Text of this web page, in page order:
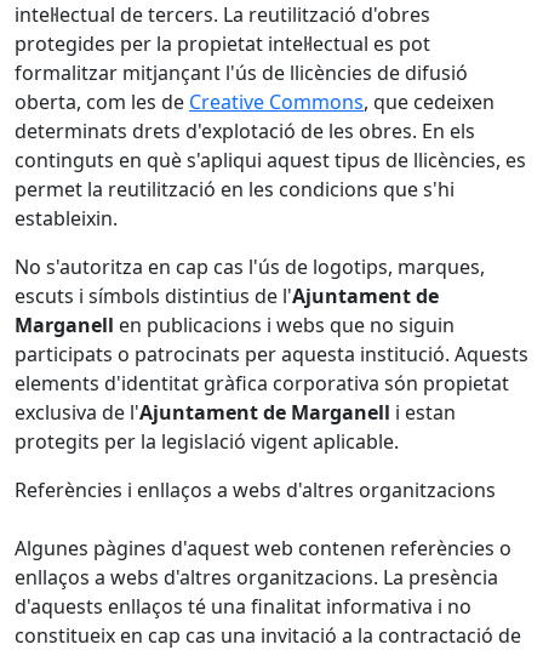
intel·lectual de tercers. La reutilització d'obres
protegides per la propietat intel·lectual es pot
formalitzar mitjançant l'ús de llicències de difusió
oberta, com les de Creative Commons, que cedeixen
determinats drets d'explotació de les obres. En els
continguts en què s'apliqui aquest tipus de llicències, es
permet la reutilització en les condicions que s'hi
estableixin.
No s'autoritza en cap cas l'ús de logotips, marques,
escuts i símbols distintius de l'Ajuntament de
Marganell en publicacions i webs que no siguin
participats o patrocinats per aquesta institució. Aquests
elements d'identitat gràfica corporativa són propietat
exclusiva de l'Ajuntament de Marganell i estan
protegits per la legislació vigent aplicable.
Referències i enllaços a webs d'altres organitzacions
Algunes pàgines d'aquest web contenen referències o
enllaços a webs d'altres organitzacions. La presència
d'aquests enllaços té una finalitat informativa i no
constitueix en cap cas una invitació a la contractació de